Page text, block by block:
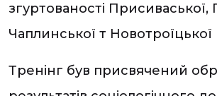
згуртованості Присиваської,
Чаплинської т
Тренінг був присвячений